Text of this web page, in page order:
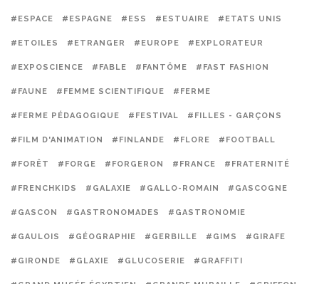
#ESPACE #ESPAGNE #ESS #ESTUAIRE #ETATS UNIS
#ETOILES #ETRANGER #EUROPE #EXPLORATEUR
#EXPOSCIENCE #FABLE #FANTÔME #FAST FASHION
#FAUNE #FEMME SCIENTIFIQUE #FERME
#FERME PÉDAGOGIQUE #FESTIVAL #FILLES - GARÇONS
#FILM D'ANIMATION #FINLANDE #FLORE #FOOTBALL
#FORÊT #FORGE #FORGERON #FRANCE #FRATERNITÉ
#FRENCHKIDS #GALAXIE #GALLO-ROMAIN #GASCOGNE
#GASCON #GASTRONOMADES #GASTRONOMIE
#GAULOIS #GÉOGRAPHIE #GERBILLE #GIMS #GIRAFE
#GIRONDE #GLAXIE #GLUCOSERIE #GRAFFITI